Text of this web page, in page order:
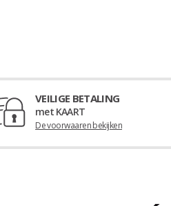
VEILIGE BETALING
met KAART
De voorwaaren bekijken